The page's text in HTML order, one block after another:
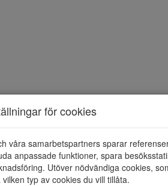
för cookies
våra samarbetspartners sparar
anpassade funktioner, spara
Utöver nödvändiga cookies,
vilken typ av cookies du vill tillåta.